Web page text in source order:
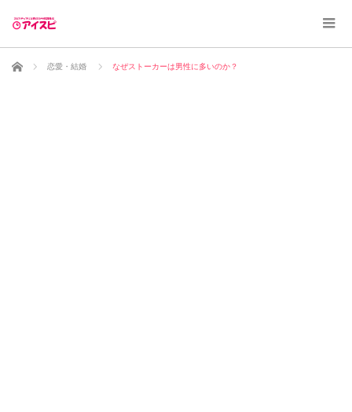
ホーム 恋愛・結婚 なぜストーカーは男性に多いのか？